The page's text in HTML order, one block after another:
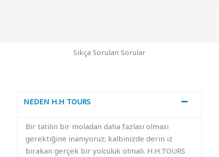
Sıkça Sorulan Sorular
NEDEN H.H TOURS
Bir tatilin bir moladan daha fazlası olması
gerektiğine inanıyoruz; kalbinizde derin iz
bırakan gerçek bir yolculuk olmalı. H.H.TOURS